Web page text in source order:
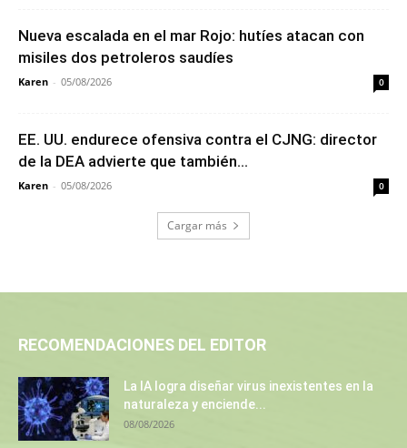
Nueva escalada en el mar Rojo: hutíes atacan con
misiles dos petroleros saudíes
Karen - 05/08/2026 0
EE. UU. endurece ofensiva contra el CJNG: director
de la DEA advierte que también...
Karen - 05/08/2026 0
Cargar más
RECOMENDACIONES DEL EDITOR
La IA logra diseñar virus inexistentes en la
naturaleza y enciende...
08/08/2026